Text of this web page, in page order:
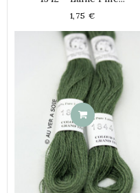
Prix
1,75 €